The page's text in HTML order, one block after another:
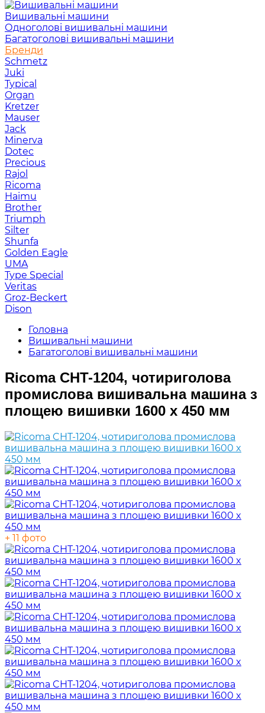
Вишивальні машини
Одноголові вишивальні машини
Багатоголові вишивальні машини
Бренди
Schmetz
Juki
Typical
Organ
Kretzer
Mauser
Jack
Minerva
Dotec
Precious
Rajol
Ricoma
Haimu
Brother
Triumph
Silter
Shunfa
Golden Eagle
UMA
Type Special
Veritas
Groz-Beckert
Dison
Головна
Вишивальні машини
Багатоголові вишивальні машини
Ricoma CHT-1204, чотириголова
промислова вишивальна машина з
площею вишивки 1600 x 450 мм
+ 11 фото